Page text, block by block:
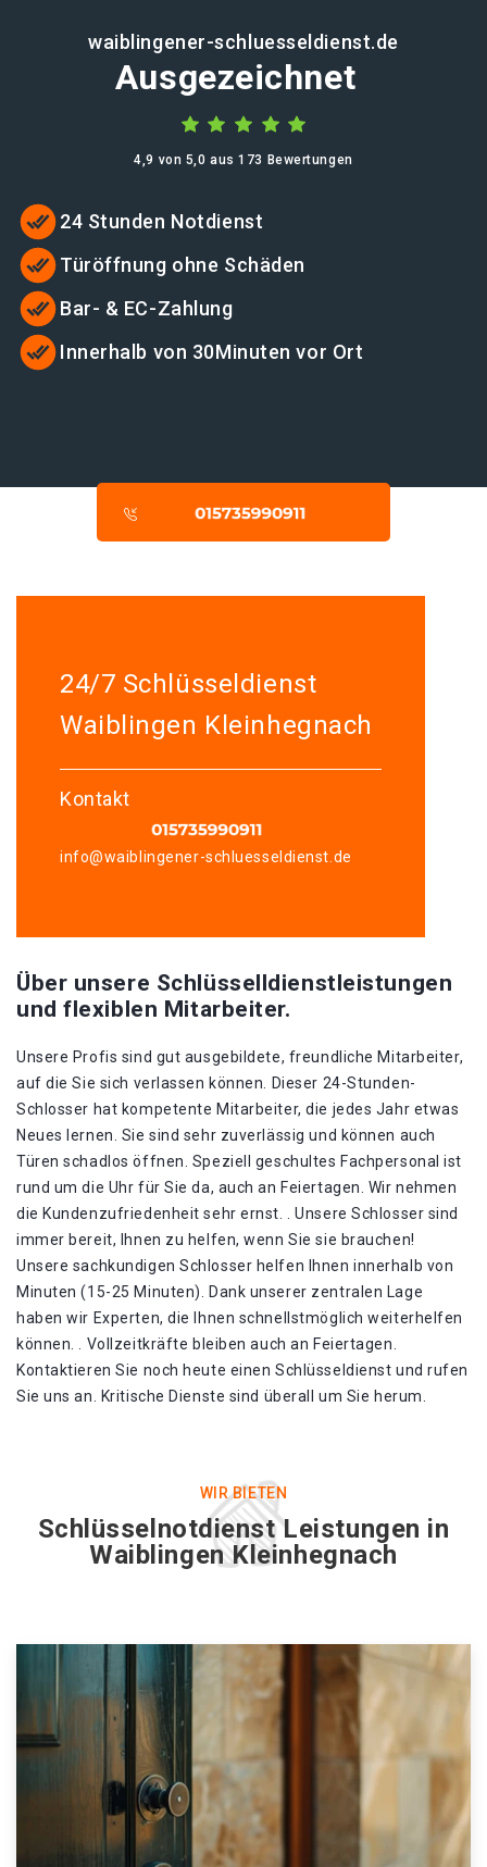
waiblingener-schluesseldienst.de
Ausgezeichnet
4,9 von 5,0 aus 173 Bewertungen
24 Stunden Notdienst
Türöffnung ohne Schäden
Bar- & EC-Zahlung
Innerhalb von 30Minuten vor Ort
24/7 Schlüsseldienst
Waiblingen Kleinhegnach
Kontakt
info@waiblingener-schluesseldienst.de
Über unsere Schlüsselldienstleistungen
und flexiblen Mitarbeiter.
Unsere Profis sind gut ausgebildete, freundliche Mitarbeiter,
auf die Sie sich verlassen können. Dieser 24-Stunden-
Schlosser hat kompetente Mitarbeiter, die jedes Jahr etwas
Neues lernen. Sie sind sehr zuverlässig und können auch
Türen schadlos öffnen. Speziell geschultes Fachpersonal ist
rund um die Uhr für Sie da, auch an Feiertagen. Wir nehmen
die Kundenzufriedenheit sehr ernst. . Unsere Schlosser sind
immer bereit, Ihnen zu helfen, wenn Sie sie brauchen!
Unsere sachkundigen Schlosser helfen Ihnen innerhalb von
Minuten (15-25 Minuten). Dank unserer zentralen Lage
haben wir Experten, die Ihnen schnellstmöglich weiterhelfen
können. . Vollzeitkräfte bleiben auch an Feiertagen.
Kontaktieren Sie noch heute einen Schlüsseldienst und rufen
Sie uns an. Kritische Dienste sind überall um Sie herum.
WIR BIETEN
Schlüsselnotdienst Leistungen in
Waiblingen Kleinhegnach